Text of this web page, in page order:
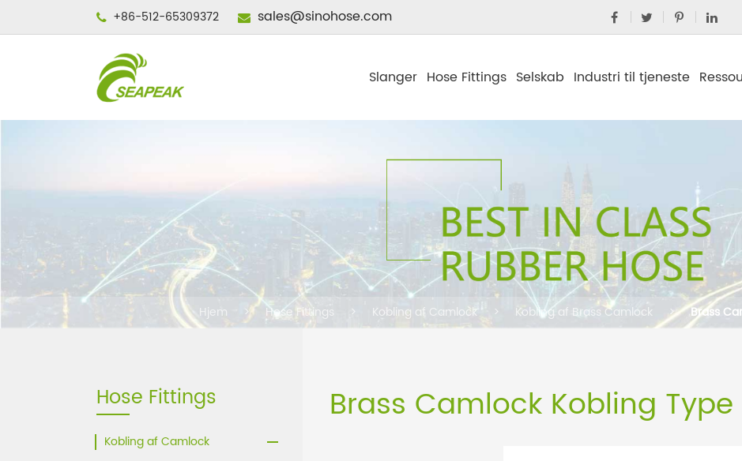
+86-512-65309372 sales@sinohose.com
Slanger Hose Fittings Selskab Industri til tjeneste
Hjem Hose Fittings Kobling af Camlock Kobling af Brass Camlock Brass
Hose Fittings
Kobling af Camlock
Brass Camlock Kobling